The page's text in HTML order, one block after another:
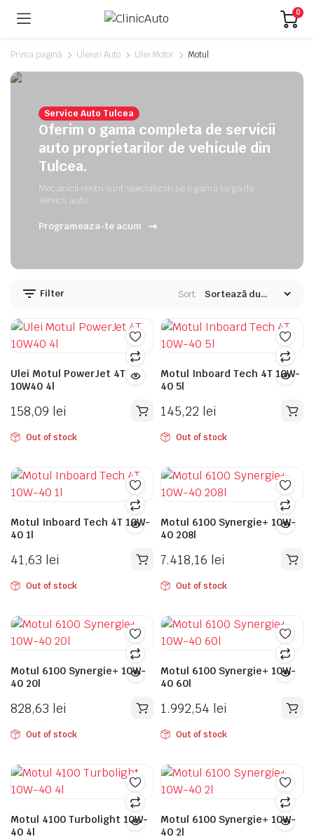
0
Prima pagină Uleiuri Auto Ulei Motor Motul
Service Auto Tulcea
Oferim o gama completa de servicii
auto proprietarilor de vehicule din
Tulcea.
Mecanicii nostri sunt specializati pe o gama larga de
servicii auto
Programeaza-te acum
Filter Sort:
Ulei Motul PowerJet 4T
10W40 4l
158,09 lei
Out of stock
Motul Inboard Tech 4T 10W-
40 5l
145,22 lei
Out of stock
Motul Inboard Tech 4T 10W-
40 1l
41,63 lei
Out of stock
Motul 6100 Synergie+ 10W-
40 208l
7.418,16 lei
Out of stock
Motul 6100 Synergie+ 10W-
40 20l
828,63 lei
Out of stock
Motul 6100 Synergie+ 10W-
40 60l
1.992,54 lei
Out of stock
Motul 4100 Turbolight 10W-
40 4l
Motul 6100 Synergie+ 10W-
40 2l